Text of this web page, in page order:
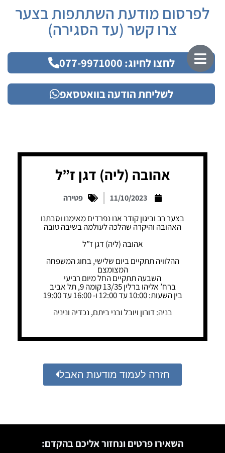
לפרסום מודעת השתתפות בצער
צרו קשר (עד הסגירה)
לחצו לחיוג: 077-9971000
לשליחת הודעה בוואטסאפ
אהובה (ליה) דגן ז”ל
11/10/2023 פטירה
בצער רב וביגון קודר אנו נפרדים מאימנו וסבתנו
האהובה והיקרה שהלכה לעולמה בשיבה טובה
אהובה (ליה) דגן ז”ל
ההלוויה תתקיים ביום שלישי, בחוג המשפחה
המצומצם
השבעה תתקיים החל מיום רביעי
ברח’ אליהו ברלין 13/35 קומה 9, תל אביב
בין השעות: 10:00 עד 12:00 ו- 16:00 עד 19:00
בניה: דורון ויובל ובני ביתם, נכדיה וניניה
חזרה לעמוד מודעות האבל
השאירו פרטים ונחזור אליכם בהקדם: